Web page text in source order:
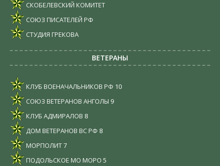
СКОБЕЛЕВСКИЙ КОМИТЕТ
СОЮЗ ПИСАТЕЛЕЙ РФ
СТУДИЯ ГРЕКОВА
ВЕТЕРАНЫ
КЛУБ ВОЕНАЧАЛЬНИКОВ РФ 10
СОЮЗ ВЕТЕРАНОВ АНГОЛЫ 9
КЛУБ АДМИРАЛОВ 8
ДОМ ВЕТЕРАНОВ ВС РФ 8
МОРПОЛИТ7
ПОДОЛЬСКОЕ МО МОРО 5